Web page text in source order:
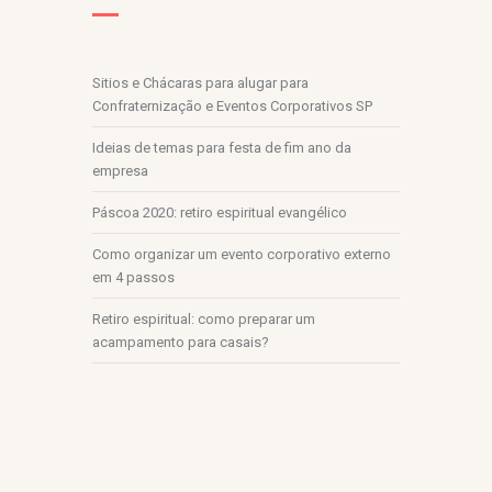
Sitios e Chácaras para alugar para
Confraternização e Eventos Corporativos SP
Ideias de temas para festa de fim ano da
empresa
Páscoa 2020: retiro espiritual evangélico
Como organizar um evento corporativo externo
em 4 passos
Retiro espiritual: como preparar um
acampamento para casais?